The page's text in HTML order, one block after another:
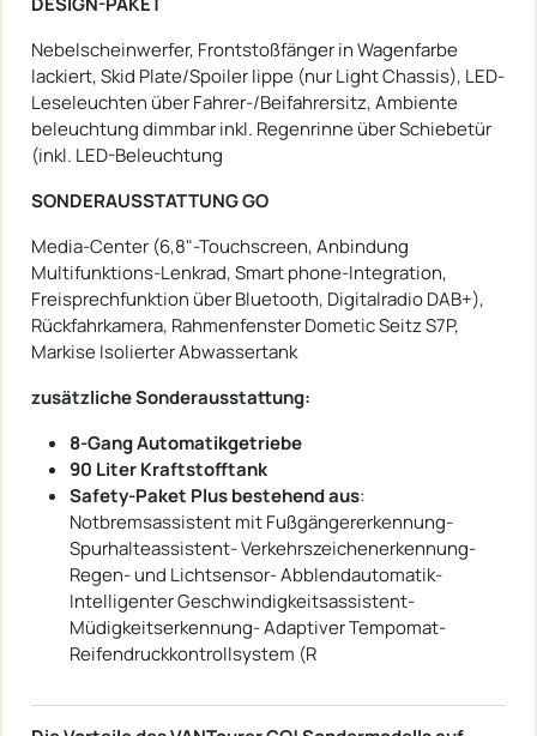
Nebelscheinwerfer, Frontstoßfänger in Wagenfarbe
lackiert, Skid Plate/Spoiler lippe (nur Light Chassis), LED-
Leseleuchten über Fahrer-/Beifahrersitz, Ambiente
beleuchtung dimmbar inkl. Regenrinne über Schiebetür
(inkl. LED-Beleuchtung
SONDERAUSSTATTUNG GO
Media-Center (6,8"-Touchscreen, Anbindung
Multifunktions-Lenkrad, Smart phone-Integration,
Freisprechfunktion über Bluetooth, Digitalradio DAB+),
Rückfahrkamera, Rahmenfenster Dometic Seitz S7P,
Markise Isolierter Abwassertank
zusätzliche Sonderausstattung:
8-Gang Automatikgetriebe
90 Liter Kraftstofftank
Safety-Paket Plus bestehend aus:
Notbremsassistent mit Fußgängererkennung-
Spurhalteassistent- Verkehrszeichenerkennung-
Regen- und Lichtsensor- Abblendautomatik-
Intelligenter Geschwindigkeitsassistent-
Müdigkeitserkennung- Adaptiver Tempomat-
Reifendruckkontrollsystem (R